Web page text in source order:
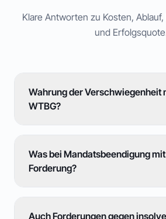
Klare Antworten zu Kosten,
und
Wahrung der Verschwiegenheit
WTBG?
Was bei Mandatsbeendigung
Forderung?
Auch Forderungen gegen